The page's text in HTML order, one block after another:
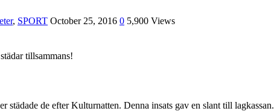
, SPORT October 25, 2016 0 5,900 Views
tillsammans!
de efter Kulturnatten. Denna insats gav en slant till lagkassan.